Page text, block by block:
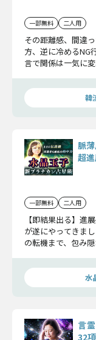
一部無料 二人用
その距離感、間違
方、逆に冷めるNG
言で関係は一気に
韓
脈
超
一部無料 二人用
【即結果出る】進
が遂にやってきま
の転機まで、包み
水
言
32